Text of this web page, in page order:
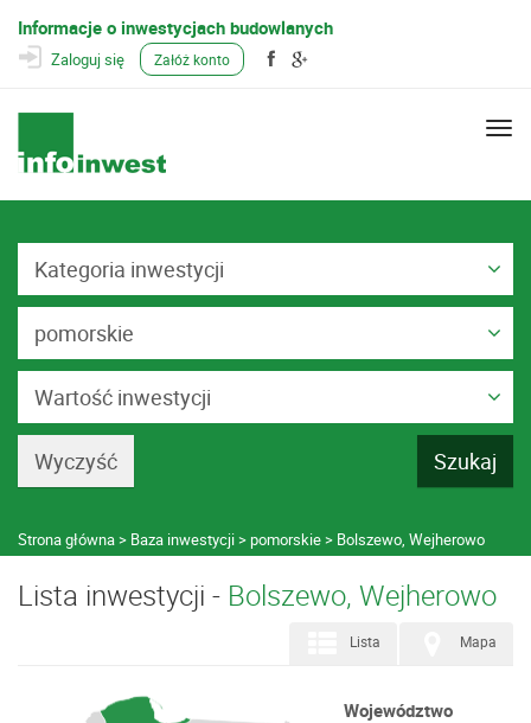
Informacje o inwestycjach budowlanych
Zaloguj się Załóż konto
Kategoria inwestycji
pomorskie
Wartość inwestycji
Strona główna Baza inwestycji pomorskie Bolszewo, Wejherowo
Lista inwestycji - Bolszewo, Wejherowo
Mapa
Lista
Województwo